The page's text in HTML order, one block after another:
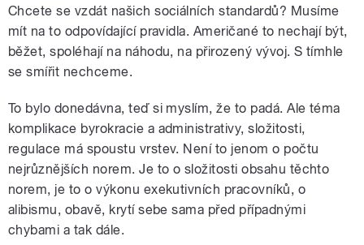
Chcete se vzdát našich sociálních standardů? Musíme
mít na to odpovídající pravidla. Američané to nechají být,
běžet, spoléhají na náhodu, na přirozený vývoj. S tímhle
se smířit nechceme.
To bylo donedávna, teď si myslím, že to padá. Ale téma
komplikace byrokracie a administrativy, složitosti,
regulace má spoustu vrstev. Není to jenom o počtu
nejrůznějších norem. Je to o složitosti obsahu těchto
norem, je to o výkonu exekutivních pracovníků, o
alibismu, obavě, krytí sebe sama před případnými
chybami a tak dále.